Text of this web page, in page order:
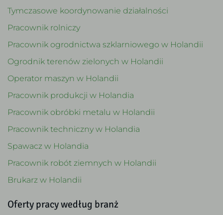
Tymczasowe koordynowanie działalności
Pracownik rolniczy
Pracownik ogrodnictwa szklarniowego w Holandii
Ogrodnik terenów zielonych w Holandii
Operator maszyn w Holandii
Pracownik produkcji w Holandia
Pracownik obróbki metalu w Holandii
Pracownik techniczny w Holandia
Spawacz w Holandia
Pracownik robót ziemnych w Holandii
Brukarz w Holandii
Oferty pracy według branż